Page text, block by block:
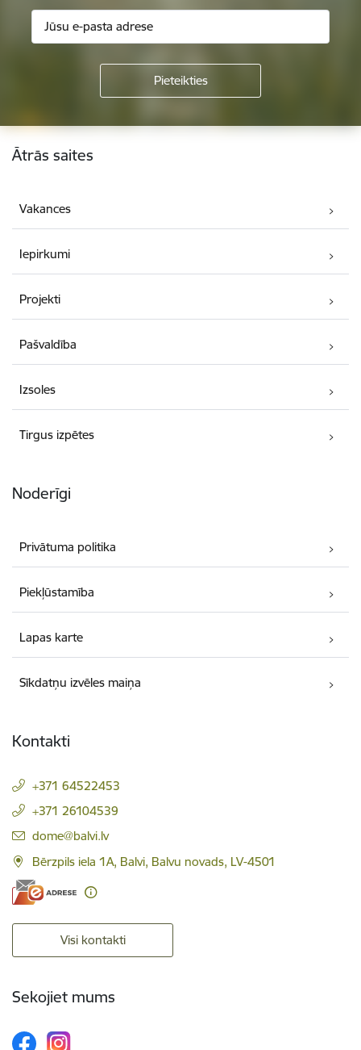
Kājene
Ātrās saites
Vakances
Iepirkumi
Projekti
Pašvaldība
Izsoles
Tirgus izpētes
Noderīgi
Privātuma politika
Piekļūstamība
Lapas karte
Sīkdatņu izvēles maiņa
Kontakti
+371 64522453
+371 26104539
E-pasts:
dome@balvi.lv
Bērzpils iela 1A, Balvi, Balvu novads, LV-4501
Visi kontakti
Sekojiet mums